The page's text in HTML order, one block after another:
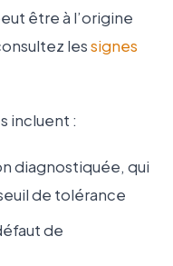
être à l’origine
lessignes
incluent :
diagnostiquée, qui
de tolérance
de